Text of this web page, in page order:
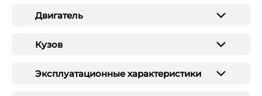
Двигатель
Кузов
Эксплуатационные характеристики